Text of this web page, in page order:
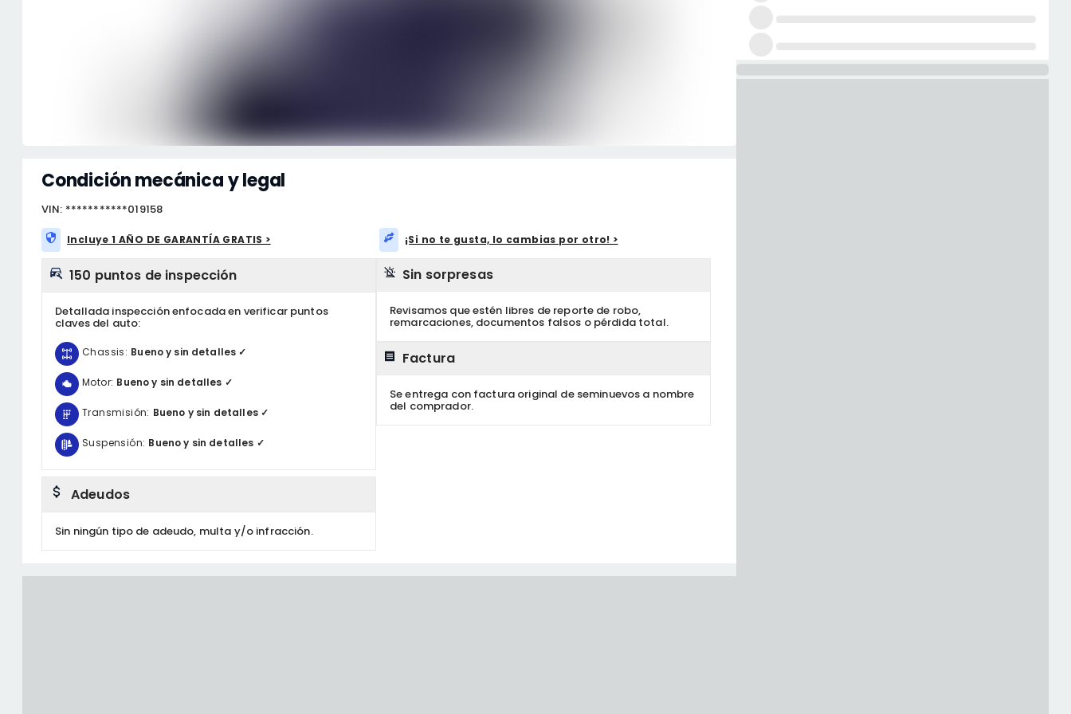
Condición mecánica y legal
VIN: ***********019158
Incluye 1 AÑO DE GARANTÍA GRATIS > ¡Si no te gusta, lo cambias por otro! >
150 puntos de inspección
Detallada inspección enfocada en verificar puntos
claves del auto:
Chassis: Bueno y sin detalles ✓
Motor: Bueno y sin detalles ✓
Transmisión: Bueno y sin detalles ✓
Suspensión: Bueno y sin detalles ✓
Adeudos
Sin ningún tipo de adeudo, multa y/o infracción.
Sin sorpresas
Revisamos que estén libres de reporte de robo,
remarcaciones, documentos falsos o pérdida total.
Factura
Se entrega con factura original de seminuevos a nombre
del comprador.